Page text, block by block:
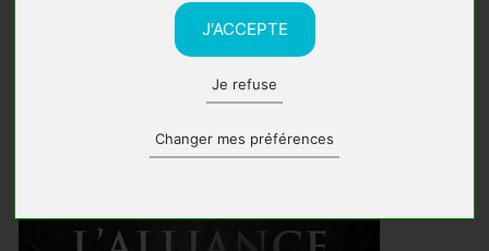
J'ACCEPTE
Je refuse
Changer mes préférences